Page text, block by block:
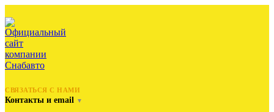
СВЯЗАТЬСЯ С НАМИ
Контакты и email ▼